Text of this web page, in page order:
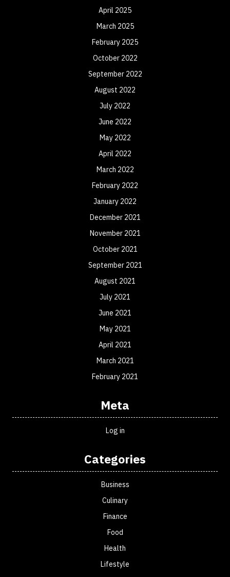
April 2025
March 2025
February 2025
October 2022
September 2022
August 2022
July 2022
June 2022
May 2022
April 2022
March 2022
February 2022
January 2022
December 2021
November 2021
October 2021
September 2021
August 2021
July 2021
June 2021
May 2021
April 2021
March 2021
February 2021
Meta
Log in
Categories
Business
Culinary
Finance
Food
Health
Lifestyle